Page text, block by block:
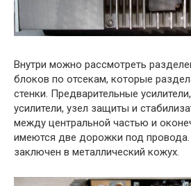
Внутри можно рассмотреть
блоков по отсекам, которые
стенки. Предварительные
усилители, узел защиты и
между центральной частью и
имеются две дорожки под
заключен в металлический кожух.